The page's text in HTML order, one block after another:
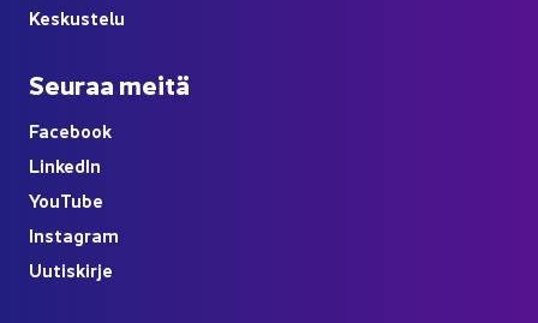
Kes­kus­te­lu
Seu­raa meitä
Face­book
Lin­ke­dIn
YouTube
Ins­ta­gram
Uu­tis­kir­je